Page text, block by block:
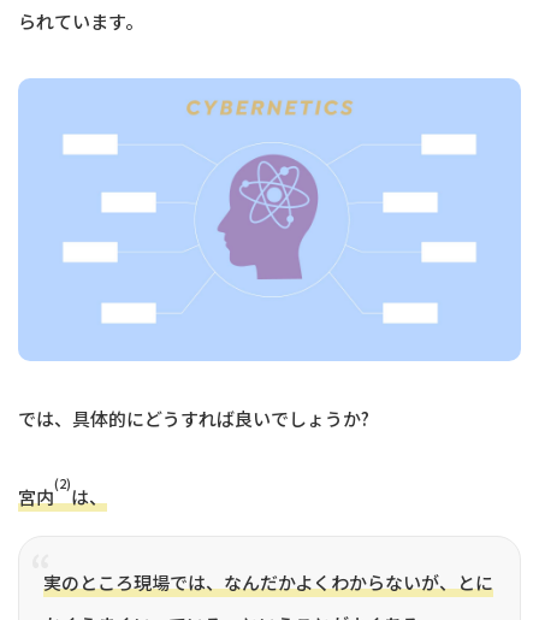
られています。
では、具体的にどうすれば良いでしょうか?
宮内
(2)
は、
実のところ現場では、なんだかよくわからないが、とに